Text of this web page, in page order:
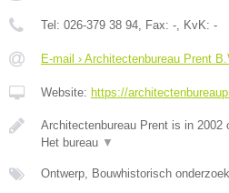
Tel: 026-379 38 94, Fax: -, KvK: -
E-mail › Architectenbureau Prent
Website: https://
Architectenbureau Prent is in 2002
Het bureau ▼
Ontwerp, Bouwhistorisch